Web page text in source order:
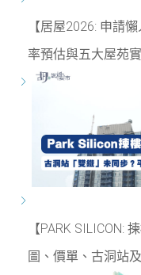
【居屋2026: 申請
率預估與五大屋苑
【PARK SILICON:
圖、價單、古洞站